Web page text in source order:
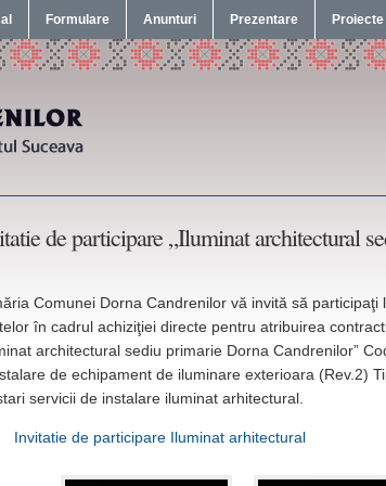
Formulare Anunturi Prezentare Proiecte
de participare „Iluminat architectural
Comunei Dorna Candrenilor vă invită să participaţi
în cadrul achiziţiei directe pentru atribuirea
architectural sediu primarie Dorna Candrenilor”
de echipament de iluminare exterioara (Rev.2)
servicii de instalare iluminat arhitectural.
Invitatie de participare Iluminat arhitectural